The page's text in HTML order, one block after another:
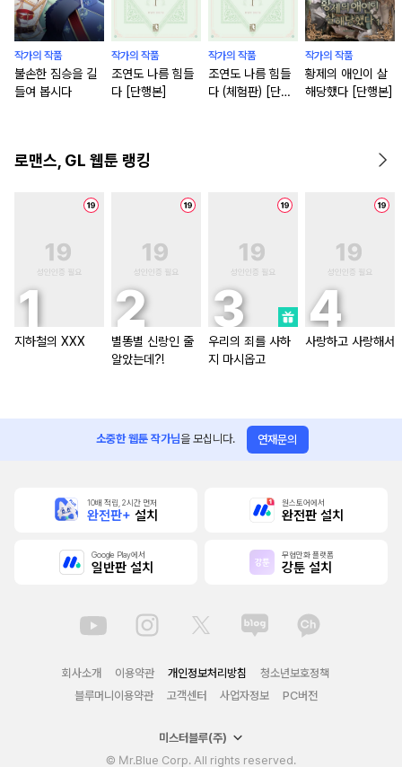
작가의 작품
불손한 짐승을 길
들여 봅시다
작가의 작품
조연도 나름 힘들
다 [단행본]
작가의 작품
조연도 나름 힘들
다 (체험판) [단행
작가의 작품
황제의 애인이 살
해당했다 [단행본]
로맨스, GL 웹툰 랭킹
지하철의 XXX
별똥별 신랑인 줄
알았는데?!
우리의 죄를 사하
지 마시옵고
사랑하고 사랑해서
소중한 웹툰 작가님을 모십니다. 연재문의
10배 적립, 2시간 먼저
완전판+ 설치
원스토어에서
완전판 설치
Google Play에서
일반판 설치
무협만화 플랫폼
강툰 설치
회사소개 이용약관 개인정보처리방침
청소년보호정책
블루머니이용약관
고객센터 사업자정보 PC버전
미스터블루(주)
© Mr.Blue Corp. All rights reserved.